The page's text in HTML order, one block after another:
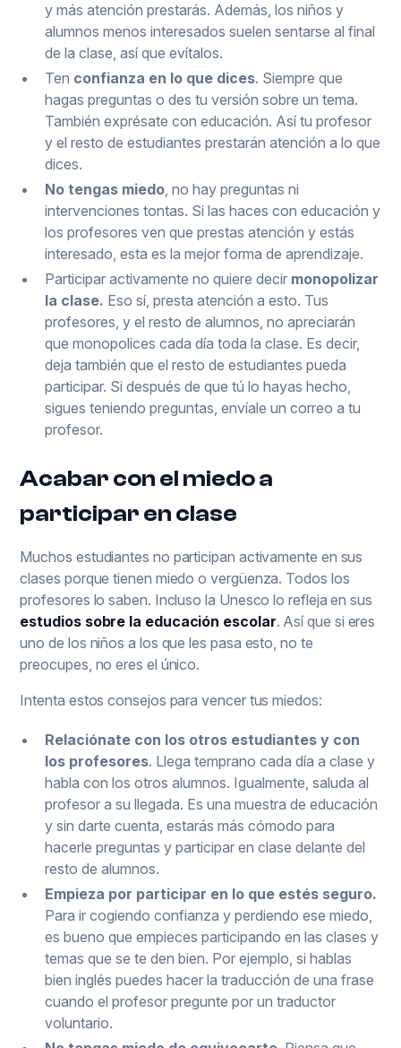
y más atención prestarás. Además, los niños y
alumnos menos interesados suelen sentarse al final
de la clase, así que evítalos.
Ten confianza en lo que dices. Siempre que
hagas preguntas o des tu versión sobre un tema.
También exprésate con educación. Así tu profesor
y el resto de estudiantes prestarán atención a lo que
dices.
No tengas miedo, no hay preguntas ni
intervenciones tontas. Si las haces con educación y
los profesores ven que prestas atención y estás
interesado, esta es la mejor forma de aprendizaje.
Participar activamente no quiere decir monopolizar
la clase. Eso sí, presta atención a esto. Tus
profesores, y el resto de alumnos, no apreciarán
que monopolices cada día toda la clase. Es decir,
deja también que el resto de estudiantes pueda
participar. Si después de que tú lo hayas hecho,
sigues teniendo preguntas, envíale un correo a tu
profesor.
Acabar con el miedo a
participar en clase
Muchos estudiantes no participan activamente en sus
clases porque tienen miedo o vergüenza. Todos los
profesores lo saben. Incluso la Unesco lo refleja en sus
estudios sobre la educación escolar. Así que si eres
uno de los niños a los que les pasa esto, no te
preocupes, no eres el único.
Intenta estos consejos para vencer tus miedos:
Relaciónate con los otros estudiantes y con
los profesores. Llega temprano cada día a clase y
habla con los otros alumnos. Igualmente, saluda al
profesor a su llegada. Es una muestra de educación
y sin darte cuenta, estarás más cómodo para
hacerle preguntas y participar en clase delante del
resto de alumnos.
Empieza por participar en lo que estés seguro.
Para ir cogiendo confianza y perdiendo ese miedo,
es bueno que empieces participando en las clases y
temas que se te den bien. Por ejemplo, si hablas
bien inglés puedes hacer la traducción de una frase
cuando el profesor pregunte por un traductor
voluntario.